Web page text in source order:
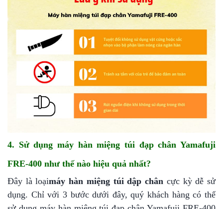
4. Sử dụng máy hàn miệng túi đạp chân Yamafuji
FRE-400 như thế nào hiệu quả nhất?
Đây là loạimáy hàn miệng túi dập chân cực kỳ dễ sử
dụng. Chỉ với 3 bước dưới đây, quý khách hàng có thể